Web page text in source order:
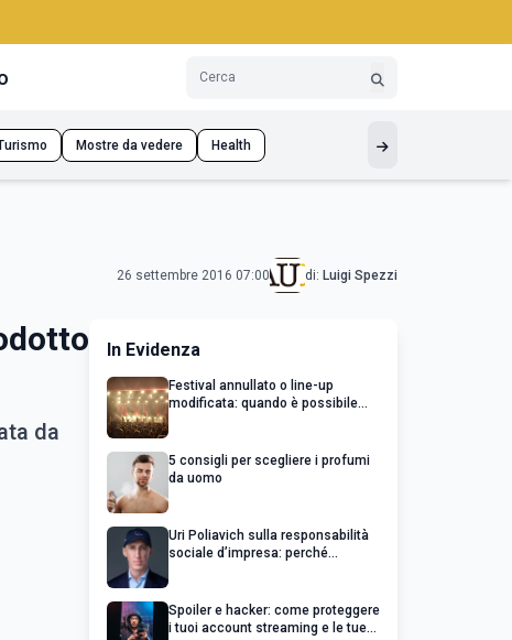
Mostre da vedere Health
26 settembre 2016 07:00 di: Luigi Spezzi
da
In Evidenza
Festival annullato o line-up
modificata: quando è possibile
5 consigli per scegliere i profumi
da uomo
Uri Poliavich sulla responsabilità
sociale d’impresa: perché
Spoiler e hacker: come proteggere
i tuoi account streaming e le tue